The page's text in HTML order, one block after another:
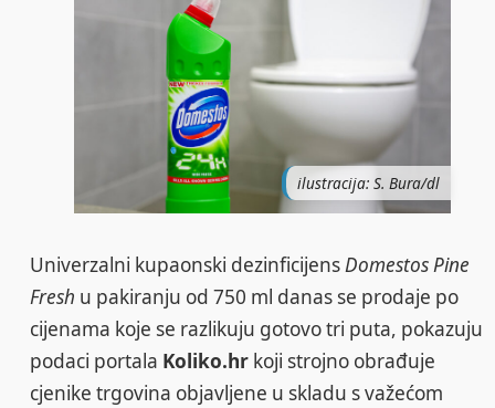
ilustracija: S. Bura/dl
Univerzalni kupaonski dezinficijensDomestos Pine
Fresh u pakiranju od 750 ml danas se prodaje po
cijenama koje se razlikuju gotovo tri puta, pokazuju
podaci portala Koliko.hr koji strojno obrađuje
cjenike trgovina objavljene u skladu s važećom